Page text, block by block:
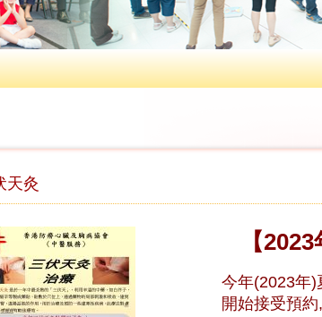
天灸
【
今年(2023年)
開始接受預